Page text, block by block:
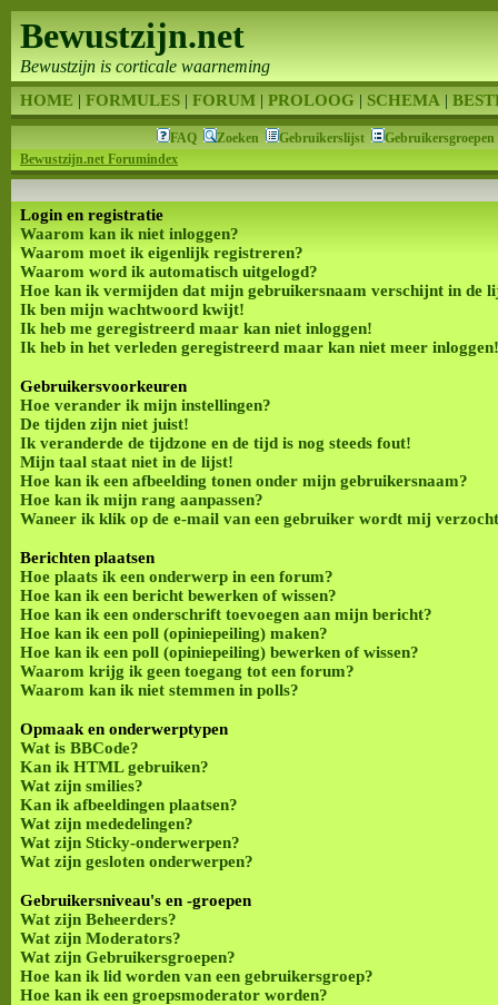
FAQ Zoeken Gebruikerslijst
Gebruikersgroepen
Bewustzijn.net Forumindex
Login en registratie
Waarom kan ik niet inloggen?
Waarom moet ik eigenlijk registreren?
Waarom word ik automatisch uitgelogd?
Hoe kan ik vermijden dat mijn gebruikersnaam verschijnt in de
Ik ben mijn wachtwoord kwijt!
Ik heb me geregistreerd maar kan niet inloggen!
Ik heb in het verleden geregistreerd maar kan niet meer inloggen!
Gebruikersvoorkeuren
Hoe verander ik mijn instellingen?
De tijden zijn niet juist!
Ik veranderde de tijdzone en de tijd is nog steeds fout!
Mijn taal staat niet in de lijst!
Hoe kan ik een afbeelding tonen onder mijn gebruikersnaam?
Hoe kan ik mijn rang aanpassen?
Waneer ik klik op de e-mail van een gebruiker wordt mij
Berichten plaatsen
Hoe plaats ik een onderwerp in een forum?
Hoe kan ik een bericht bewerken of wissen?
Hoe kan ik een onderschrift toevoegen aan mijn bericht?
Hoe kan ik een poll (opiniepeiling) maken?
Hoe kan ik een poll (opiniepeiling) bewerken of wissen?
Waarom krijg ik geen toegang tot een forum?
Waarom kan ik niet stemmen in polls?
Opmaak en onderwerptypen
Wat is BBCode?
Kan ik HTML gebruiken?
Wat zijn smilies?
Kan ik afbeeldingen plaatsen?
Wat zijn mededelingen?
Wat zijn Sticky-onderwerpen?
Wat zijn gesloten onderwerpen?
Gebruikersniveau's en -groepen
Wat zijn Beheerders?
Wat zijn Moderators?
Wat zijn Gebruikersgroepen?
Hoe kan ik lid worden van een gebruikersgroep?
Hoe kan ik een groepsmoderator worden?
Bewustzijn.net
Bewustzijn is corticale waarneming
HOME | FORMULES | FORUM | PROLOOG | SCHEMA |